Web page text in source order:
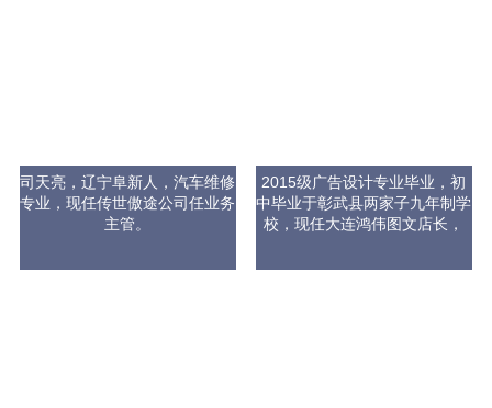
司天亮，辽宁阜新人，汽车维修
专业，现任传世傲途公司任业务
主管。
2015级广告设计专业毕业，初
中毕业于彰武县两家子九年制学
校，现任大连鸿伟图文店长，